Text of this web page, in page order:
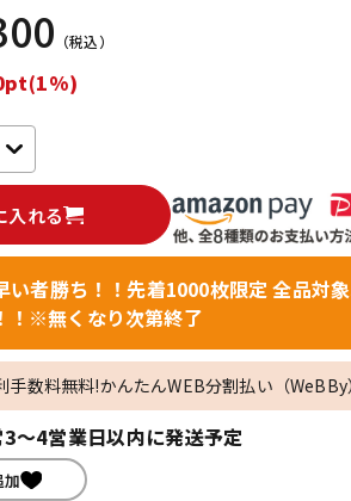
（税込）
入れる
い者勝ち！！先着1000枚限定 全品対
！※無くなり次第終了
手数料無料!かんたんWEB分割払い（
～4営業日以内に発送予定
加